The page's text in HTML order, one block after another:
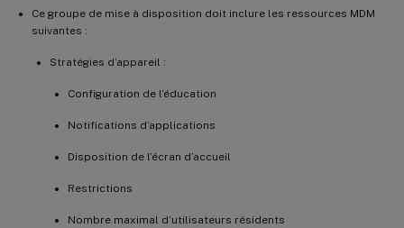
Ce groupe de mise à disposition doit inclure les ressources MDM
suivantes :
Stratégies d’appareil :
Configuration de l’éducation
Notifications d’applications
Disposition de l’écran d’accueil
Restrictions
Nombre maximal d’utilisateurs résidents